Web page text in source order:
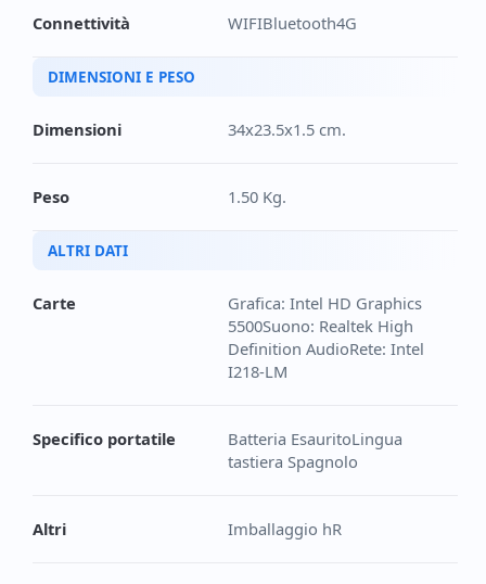
Connettività WIFIBluetooth4G
DIMENSIONI E PESO
Dimensioni 34x23.5x1.5 cm.
Peso 1.50 Kg.
ALTRI DATI
Carte
Grafica: Intel HD Graphics
5500Suono: Realtek High
Definition AudioRete: Intel
I218-LM
Specifico portatile
Batteria EsauritoLingua
tastiera Spagnolo
Altri Imballaggio hR